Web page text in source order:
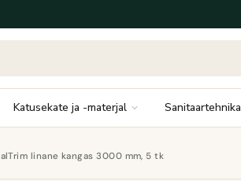
Katusekate ja -materjal Sanitaartehnika
linane kangas 3000 mm, 5 tk